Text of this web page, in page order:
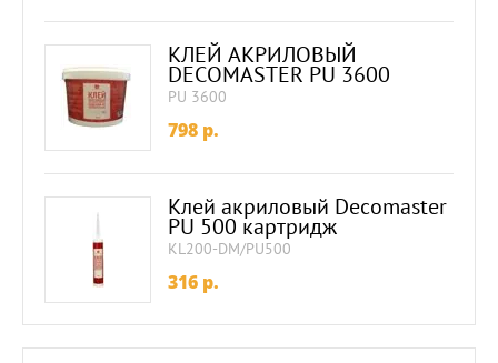
КЛЕЙ АКРИЛОВЫЙ
DECOMASTER PU 3600
PU 3600
798 p.
Клей акриловый Decomaster
PU 500 картридж
KL200-DM/PU500
316 p.